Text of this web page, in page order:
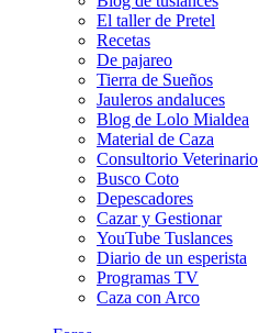
El taller de Pretel
Recetas
De pajareo
Tierra de Sueños
Jauleros andaluces
Blog de Lolo Mialdea
Material de Caza
Consultorio Veterinario
Busco Coto
Depescadores
Cazar y Gestionar
YouTube Tuslances
Diario de un esperista
Programas TV
Caza con Arco